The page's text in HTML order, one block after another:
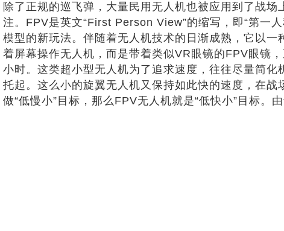
除了正规的巡飞弹，大量民用无人机也被应用到了战
注。FPV是英文“First Person View”的缩写，即“第一
模型的新玩法。伴随着无人机技术的日渐成熟，它以
着屏幕操作无人机，而是带着类似VR眼镜的FPV眼镜
小时。这类超小型无人机为了追求速度，往往尽量简
托起。这么小的旋翼无人机又保持如此快的速度，在
做“低慢小”目标，那么FPV无人机就是“低快小”目标。